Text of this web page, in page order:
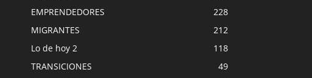
EMPRENDEDORES
228
MIGRANTES
212
Lo de hoy 2
118
TRANSICIONES
49